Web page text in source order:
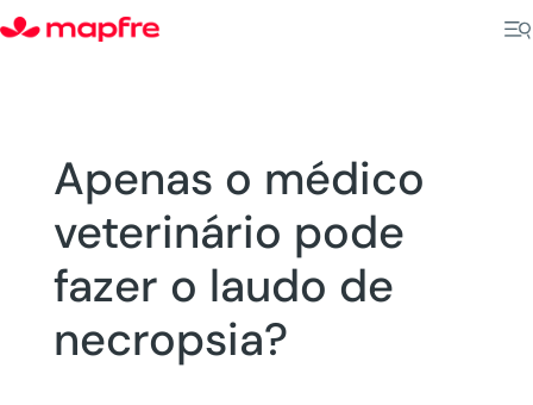
Apenas o médico
veterinário pode
fazer o laudo de
necropsia?